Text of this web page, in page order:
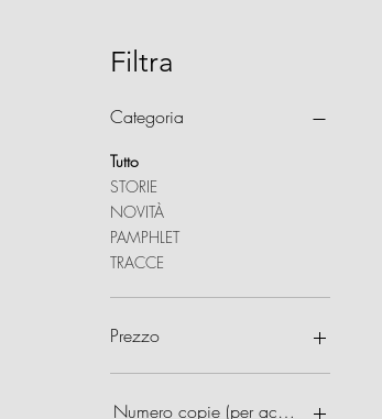
Filtra
Categoria
Tutto
STORIE
NOVITÀ
PAMPHLET
TRACCE
Prezzo
5 €
Numero copie (per acquisti multipli)